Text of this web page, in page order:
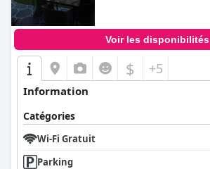
Voir les disponibilités
$ +5
Information
Catégories
Wi-Fi Gratuit
Parking